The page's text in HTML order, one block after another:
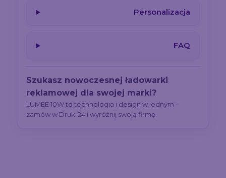
Personalizacja
FAQ
Szukasz nowoczesnej ładowarki
reklamowej dla swojej marki?
LUMEE 10W to technologia i design w jednym –
zamów w Druk-24 i wyróżnij swoją firmę.